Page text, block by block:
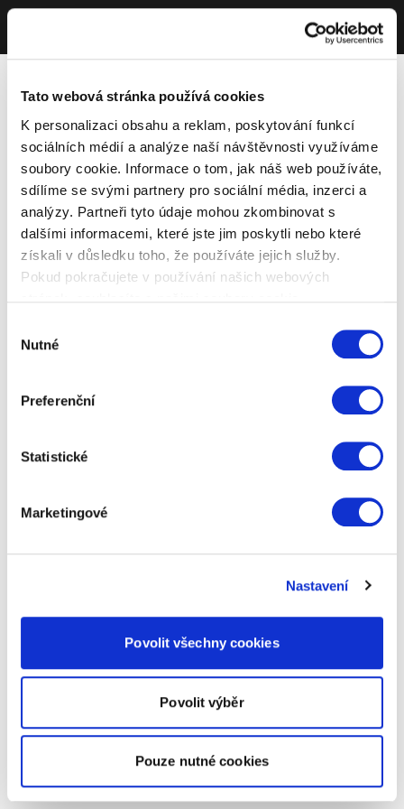
Tato webová stránka používá cookies
K personalizaci obsahu a reklam, poskytování funkcí
sociálních médií a analýze naší návštěvnosti využíváme
soubory cookie. Informace o tom, jak náš web používáte,
sdílíme se svými partnery pro sociální média, inzerci a
analýzy. Partneři tyto údaje mohou zkombinovat s
dalšími informacemi, které jste jim poskytli nebo které
získali v důsledku toho, že používáte jejich služby.
Pokud pokračujete v používání našich webových
souhlasu
Nutné
Preferenční
Statistické
Marketingové
Nastavení
Povolit všechny cookies
Povolit výběr
Pouze nutné cookies